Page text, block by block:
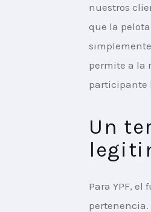
nuestros
que la
permite a la
participante
Un
Para YPF,